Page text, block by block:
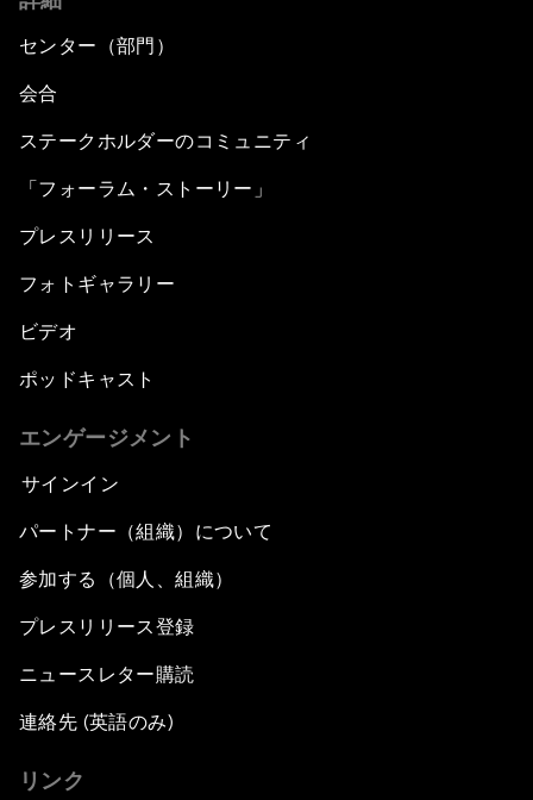
センター（部門）
会合
ステークホルダーのコミュニティ
「フォーラム・ストーリー」
プレスリリース
フォトギャラリー
ビデオ
ポッドキャスト
エンゲージメント
サインイン
パートナー（組織）について
参加する（個人、組織）
プレスリリース登録
ニュースレター購読
連絡先 (英語のみ)
リンク